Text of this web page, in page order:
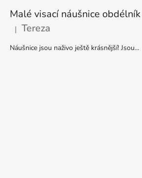
Hodnocení produktu je 5 z 5 hvězdiček.
| Tereza
Náušnice jsou naživo ještě krásnější! Jsou...